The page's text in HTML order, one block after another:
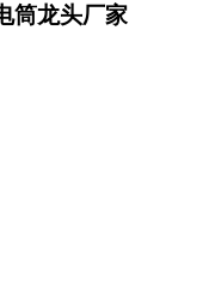
筒龙头厂家